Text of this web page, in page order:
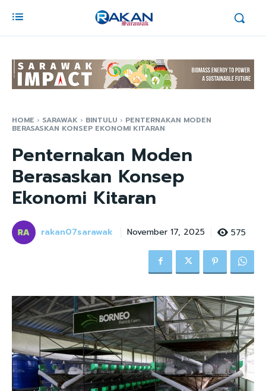
HOME SARAWAK BINTULU PENTERNAKAN MODEN
BERASASKAN KONSEP EKONOMI KITARAN
Penternakan Moden
Berasaskan Konsep
Ekonomi Kitaran
rakan07sarawak November 17, 2025 575